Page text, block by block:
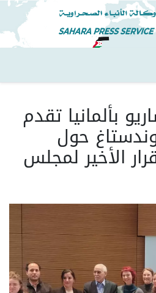
تجاوز
إلى
المحتوى
الرئيسي
بألمانيا تقدم
حول
الأخير لمجلس